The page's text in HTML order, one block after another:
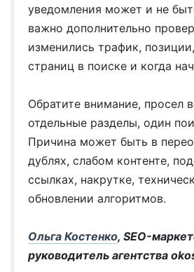
уведомления может и не
важно дополнительно
изменились трафик,
страниц в поиске и когда
Обратите внимание, просел
отдельные разделы, один
Причина может быть в
дублях, слабом контенте,
ссылках, накрутке,
обновлении алгоритмов.
Ольга Костенко, SEO-
руководитель агентства